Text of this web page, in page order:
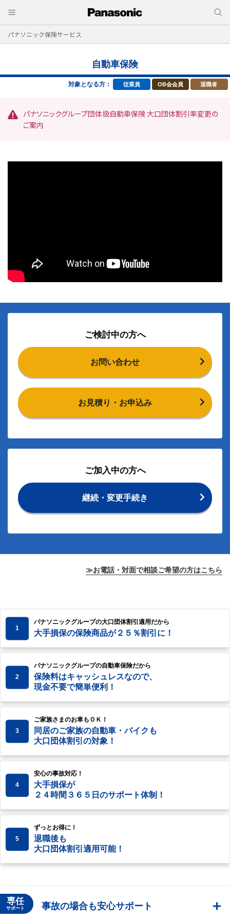
パナソニック保険サービス
自動車保険
対象となる方： 従業員 OB会会員 退職者
パナソニックグループ団体扱自動車保険 大口団体割引率変更の
ご案内
ご検討中の方へ
お問い合わせ
お見積り・お申込み
ご加入中の方へ
継続・変更手続き
≫お電話・対面で相談ご希望の方はこちら
1
パナソニックグループの大口団体割引適用だから
大手損保の保険商品が２５％割引に！
2
パナソニックグループの自動車保険だから
保険料はキャッシュレスなので、
現金不要で簡単便利！
3
ご家族さまのお車もＯＫ！
同居のご家族の自動車・バイクも
大口団体割引の対象！
4
安心の事故対応！
大手損保が
２４時間３６５日のサポート体制！
5
ずっとお得に！
退職後も
大口団体割引適用可能！
専任
サポート 事故の場合も安心サポート